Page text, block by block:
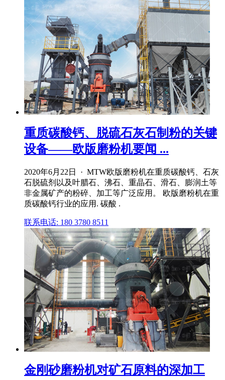
重质碳酸钙、脱硫石灰石制粉的关键
设备——欧版磨粉机要闻 ...
2020年6月22日 · MTW欧版磨粉机在重质碳酸钙、石灰
石脱硫剂以及叶腊石、沸石、重晶石、滑石、膨润土等
非金属矿产的粉碎、加工等广泛应用。 欧版磨粉机在重
质碳酸钙行业的应用. 碳酸 .
联系电话: 180 3780 8511
金刚砂磨粉机对矿石原料的深加工